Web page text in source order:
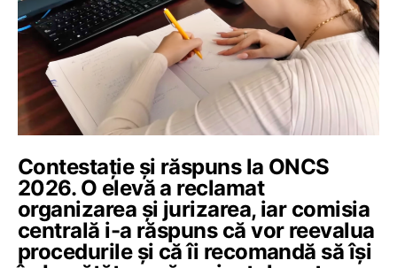
Contestație și răspuns la ONCS
2026. O elevă a reclamat
organizarea și jurizarea, iar comisia
centrală i-a răspuns că vor reevalua
procedurile și că îi recomandă să își